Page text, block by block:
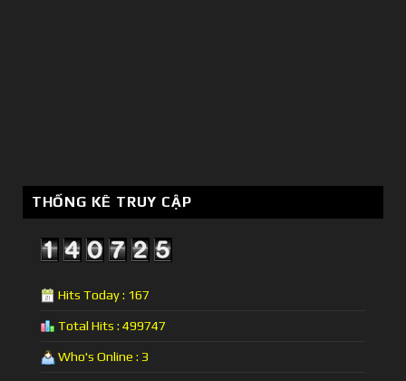
THỐNG KÊ TRUY CẬP
Hits Today : 167
Total Hits : 499747
Who's Online : 3